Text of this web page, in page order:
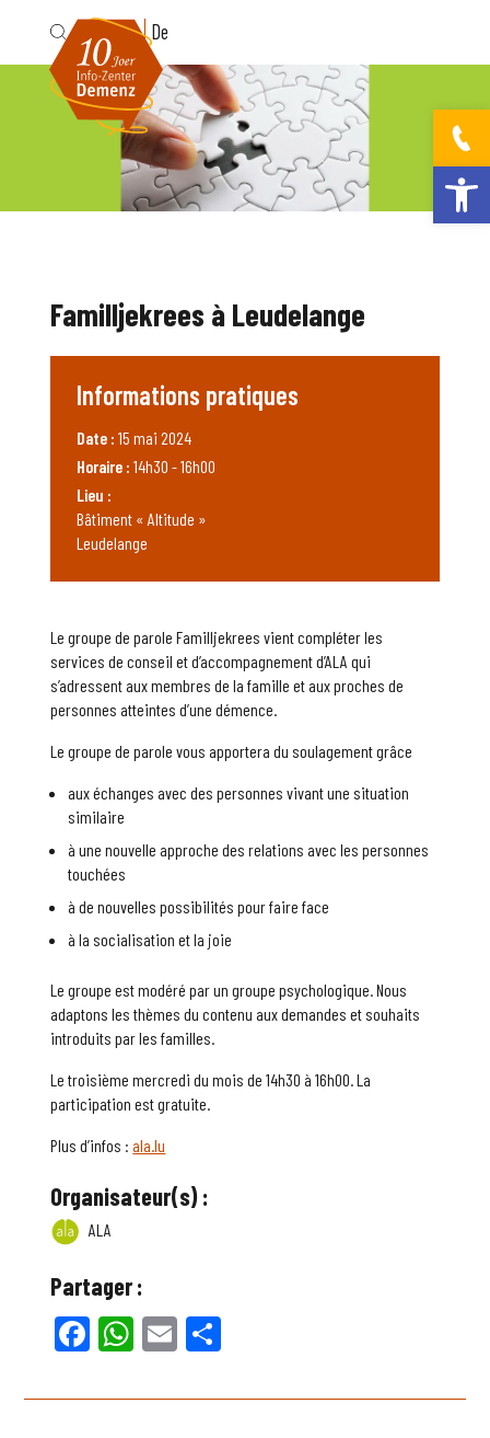
Ouvrir la
Fr De
Le groupe de parole Familljekrees vient compléter les
services de conseil et d’accompagnement d’ALA qui
s’adressent aux membres de la famille et aux proches de
personnes atteintes d’une démence.
Le groupe de parole vous apportera du soulagement grâce
aux échanges avec des personnes vivant une situation
similaire
à une nouvelle approche des relations avec les personnes
touchées
à de nouvelles possibilités pour faire face
à la socialisation et la joie
Le groupe est modéré par un groupe psychologique. Nous
adaptons les thèmes du contenu aux demandes et souhaits
introduits par les familles.
Le troisième mercredi du mois de 14h30 à 16h00. La
participation est gratuite.
Plus d’infos :ala.lu
Organisateur(s) :
ALA
Partager :
Facebook
WhatsApp
Email
Familljekrees à Leudelange
Informations pratiques
Date : 15 mai 2024
Horaire : 14h30 - 16h00
Lieu :
Bâtiment « Altitude »
Leudelange